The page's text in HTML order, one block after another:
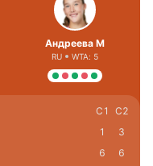
Андреева М
RU WTA: 5
С1
С2
1
3
6 6